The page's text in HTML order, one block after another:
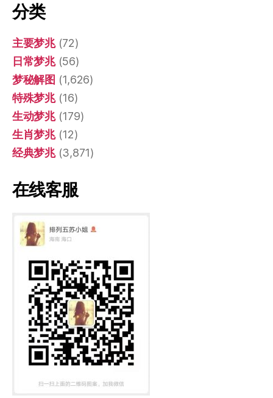
分类
主要梦兆(72)
日常梦兆(56)
梦秘解图 (1,626)
特殊梦兆(16)
生动梦兆(179)
生肖梦兆(12)
经典梦兆(3,871)
在线客服